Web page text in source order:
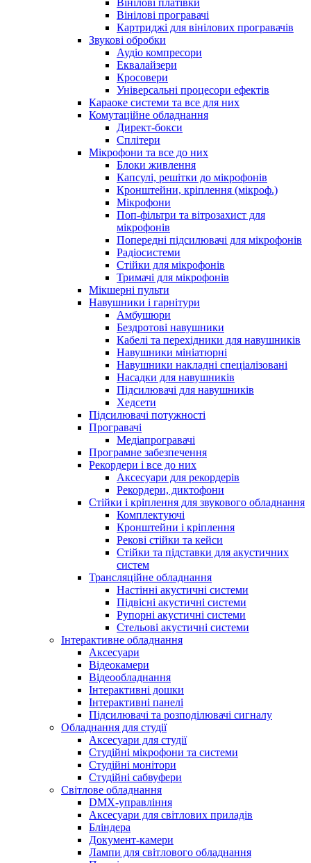
Вінілові платівки
Вінілові програвачі
Картриджі для вінілових програвачів
Звукові обробки
Аудіо компресори
Еквалайзери
Кросовери
Універсальні процесори ефектів
Караоке системи та все для них
Комутаційне обладнання
Директ-бокси
Сплітери
Мікрофони та все до них
Блоки живлення
Капсулі, решітки до мікрофонів
Кронштейни, кріплення (мікроф.)
Мікрофони
Поп-фільтри та вітрозахист для
мікрофонів
Попередні підсилювачі для мікрофонів
Радіосистеми
Стійки для мікрофонів
Тримачі для мікрофонів
Мікшерні пульти
Навушники і гарнітури
Амбушюри
Бездротові навушники
Кабелі та перехідники для навушників
Навушники мініатюрні
Навушники накладні спеціалізовані
Насадки для навушників
Підсилювачі для навушників
Хедсети
Підсилювачі потужності
Програвачі
Медіапрогравачі
Програмне забезпечення
Рекордери і все до них
Аксесуари для рекордерів
Рекордери, диктофони
Стійки і кріплення для звукового обладнання
Комплектуючі
Кронштейни і кріплення
Рекові стійки та кейси
Стійки та підставки для акустичних
систем
Трансляційне обладнання
Настінні акустичні системи
Підвісні акустичні системи
Рупорні акустичні системи
Стельові акустичні системи
Інтерактивне обладнання
Аксесуари
Відеокамери
Відеообладнання
Інтерактивні дошки
Інтерактивні панелі
Підсилювачі та розподілювачі сигналу
Обладнання для студії
Аксесуари для студії
Студійні мікрофони та системи
Студійні монітори
Студійні сабвуфери
Світлове обладнання
DMX-управління
Аксесуари для світлових приладів
Бліндера
Документ-камери
Лампи для світлового обладнання